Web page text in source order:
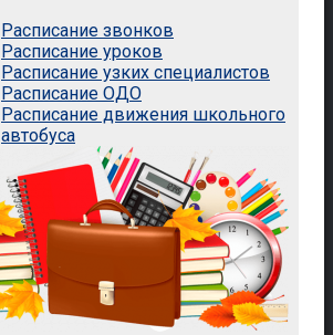
Расписание звонков
Расписание уроков
Расписание узких специалистов
Расписание ОДО
Расписание движения школьного
автобуса